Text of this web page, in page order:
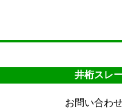
井桁スレ
お問い合わ